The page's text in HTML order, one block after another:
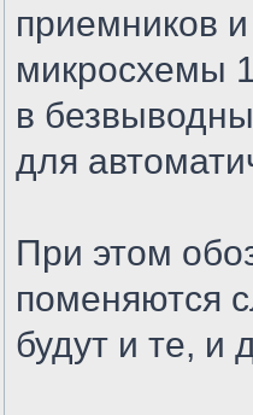
приемников
микросхемы
в
для
При этом
поменяются
будут и те, и